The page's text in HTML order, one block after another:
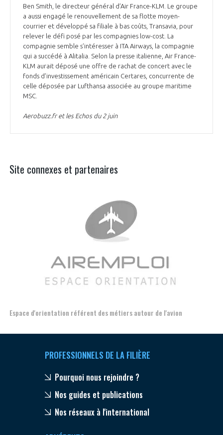
Ben Smith, le directeur général d’Air France-KLM. Le groupe
a aussi engagé le renouvellement de sa flotte moyen-
courrier et développé sa filiale à bas coûts, Transavia, pour
relever le défi posé par les compagnies low-cost. La
compagnie semble s’intéresser à ITA Airways, la compagnie
qui a succédé à Alitalia. Selon la presse italienne, Air France-
KLM aurait déposé une offre de rachat de concert avec le
fonds d’investissement américain Certares, concurrente de
celle déposée par Lufthansa associée au groupe maritime
MSC.
Aerobuzz.fr et les Echos du 2 juin
Site connexes et partenaires
Formation et l'insertion de personnes en situation de
PROFESSIONNELS DE LA FILIÈRE
Pourquoi nous rejoindre ?
Nos guides et publications
Nos réseaux à l'international